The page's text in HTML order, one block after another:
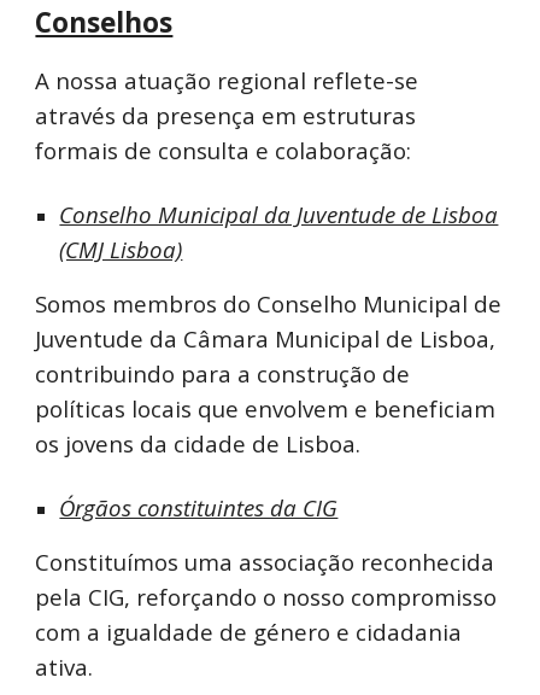
Conselhos
A nossa atuação regional reflete-se
através da presença em estruturas
formais de consulta e colaboração:
Conselho Municipal da Juventude de Lisboa
(CMJ Lisboa)
Somos membros do Conselho Municipal de
Juventude da Câmara Municipal de Lisboa,
contribuindo para a construção de
políticas locais que envolvem e beneficiam
os jovens da cidade de Lisboa.
Órgãos constituintes da CIG
Constituímos uma associação reconhecida
pela CIG, reforçando o nosso compromisso
com a igualdade de género e cidadania
ativa.